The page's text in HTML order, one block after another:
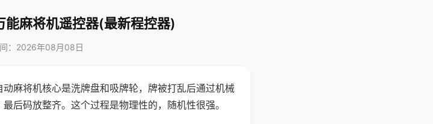
能麻将机遥控器(最新程控器)
：2026年08月08日
麻将机核心是洗牌盘和吸牌轮，牌被打乱后通过机械
后码放整齐。这个过程是物理性的，随机性很强。